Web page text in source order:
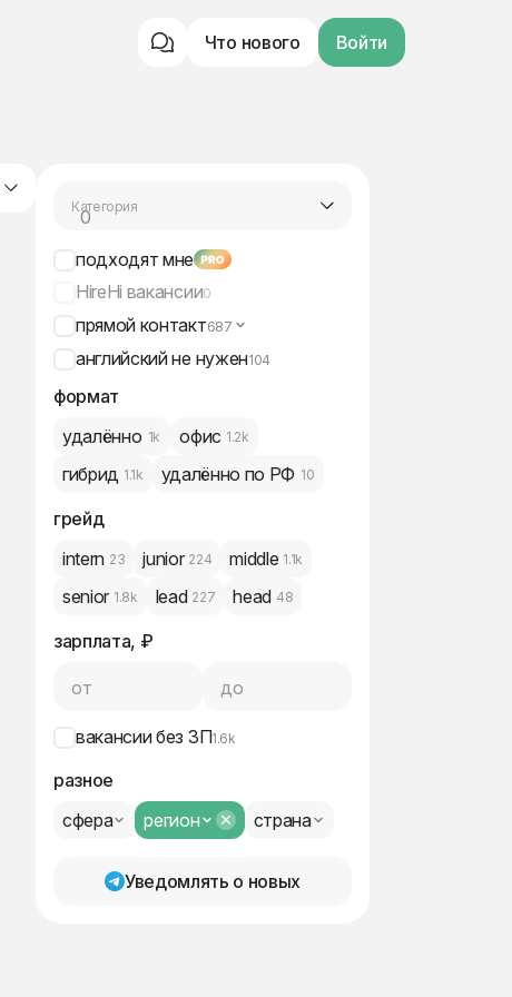
Что нового Войти
Категория
все вакансии
0
подходят мне
HireHi вакансии0
прямой контакт687
английский не нужен104
формат
удалённо 1k офис 1.2k
гибрид 1.1k удалённо по РФ 10
грейд
intern 23 junior 224 middle 1.1k
senior 1.8k lead 227 head 48
зарплата, ₽
от до
вакансии без ЗП1.6k
разное
сфера
регион страна
Уведомлять о новых